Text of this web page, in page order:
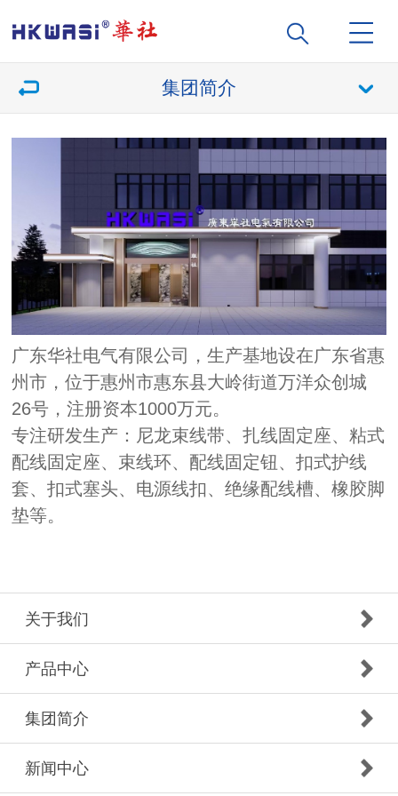
集团简介
广东华社电气有限公司，生产基地设在广东省惠
州市，位于惠州市惠东县大岭街道万洋众创城
26号，注册资本1000万元。
专注研发生产：尼龙束线带、扎线固定座、粘式
配线固定座、束线环、配线固定钮、扣式护线
套、扣式塞头、电源线扣、绝缘配线槽、橡胶脚
垫等。
关于我们
产品中心
集团简介
新闻中心